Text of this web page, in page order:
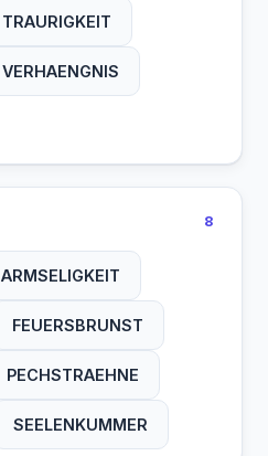
TRAURIGKEIT
VERHAENGNIS
8
ARMSELIGKEIT
FEUERSBRUNST
PECHSTRAEHNE
SEELENKUMMER